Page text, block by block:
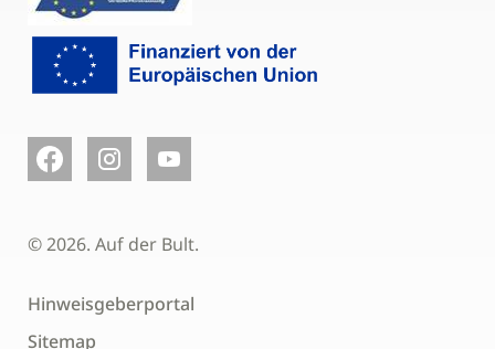
© 2026. Auf der Bult.
Hinweisgeberportal
Sitemap